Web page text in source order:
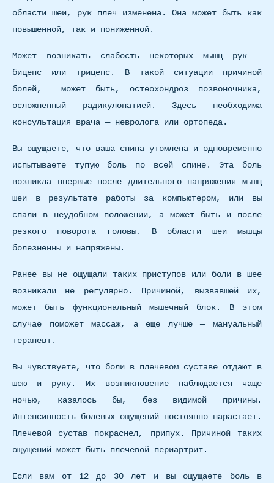
области шеи, рук плеч изменена. Она может быть как
повышенной, так и пониженной.
Может возникать слабость некоторых мышц рук —
бицепс или трицепс. В такой ситуации причиной
болей, может быть, остеохондроз позвоночника,
осложненный радикулопатией. Здесь необходима
консультация врача — невролога или ортопеда.
Вы ощущаете, что ваша спина утомлена и одновременно
испытываете тупую боль по всей спине. Эта боль
возникла впервые после длительного напряжения мышц
шеи в результате работы за компьютером, или вы
спали в неудобном положении, а может быть и после
резкого поворота головы. В области шеи мышцы
болезненны и напряжены.
Ранее вы не ощущали таких приступов или боли в шее
возникали не регулярно. Причиной, вызвавшей их,
может быть функциональный мышечный блок. В этом
случае поможет массаж, а еще лучше — мануальный
терапевт.
Вы чувствуете, что боли в плечевом суставе отдают в
шею и руку. Их возникновение наблюдается чаще
ночью, казалось бы, без видимой причины.
Интенсивность болевых ощущений постоянно нарастает.
Плечевой сустав покраснел, припух. Причиной таких
ощущений может быть плечевой периартрит.
Если вам от 12 до 30 лет и вы ощущаете боль в